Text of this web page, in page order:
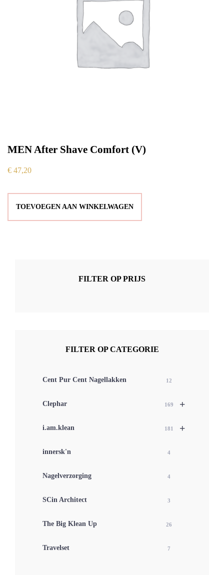
MEN After Shave Comfort (V)
€ 47,20
TOEVOEGEN AAN WINKELWAGEN
FILTER OP PRIJS
FILTER OP CATEGORIE
Cent Pur Cent Nagellakken 12
+
Clephar 169
+
i.am.klean 181
innersk'n 4
Nagelverzorging 4
SCin Architect 3
The Big Klean Up 26
Travelset 7